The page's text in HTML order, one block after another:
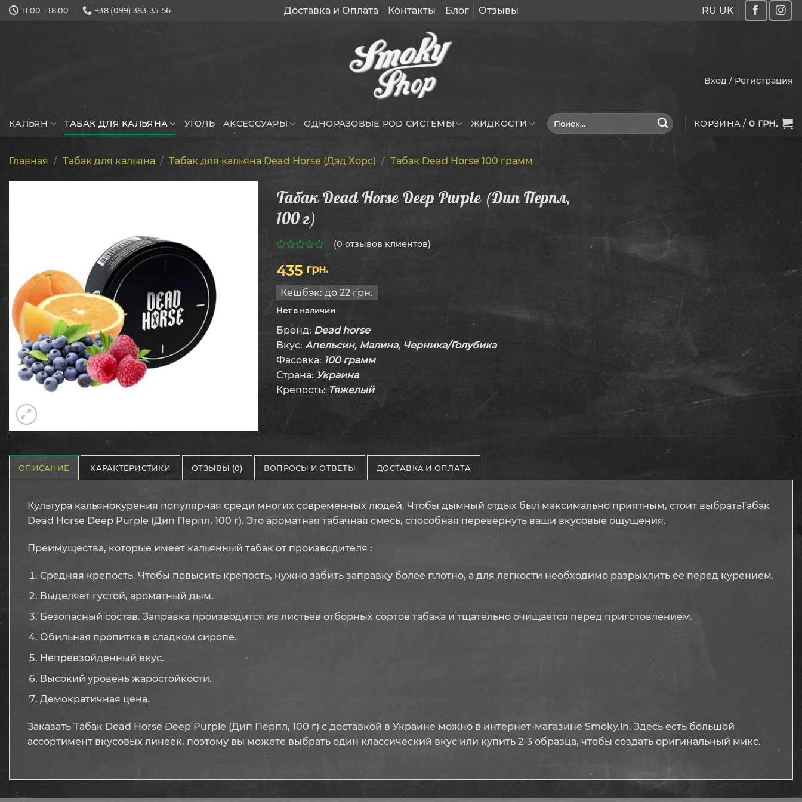
Skip 11:00 - 18:00 +38 (099) 383-35-56 Доставка и Оплата Контакты Блог Отзывы RU UK
Вход / Регистрация
КАЛЬЯН ТАБАК ДЛЯ КАЛЬЯНА УГОЛЬ АКСЕССУАРЫ ОДНОРАЗОВЫЕ POD СИСТЕМЫ ЖИДКОСТИ Искать: КОРЗИНА / 0 ГРН.
Главная / Табак для кальяна / Табак для кальяна Dead Horse (Дэд Хорс) / Табак Dead Horse 100 грамм
Табак Dead Horse Deep Purple (Дип Перпл,
100 г)
из
5
(0 отзывов клиентов)
435 грн.
Кешбэк: до 22 грн.
Нет в наличии
Бренд: Dead horse
Вкус: Апельсин, Малина, Черника/Голубика
Фасовка: 100 грамм
Страна: Украина
Крепость: Тяжелый
ОПИСАНИЕ ХАРАКТЕРИСТИКИ ОТЗЫВЫ (0) ВОПРОСЫ И ОТВЕТЫ ДОСТАВКА И ОПЛАТА
Культура кальянокурения популярная среди многих современных людей. Чтобы дымный отдых был максимально приятным, стоит выбратьТабак
Dead Horse Deep Purple (Дип Перпл, 100 г). Это ароматная табачная смесь, способная перевернуть ваши вкусовые ощущения.
Преимущества, которые имеет кальянный табак от производителя :
Средняя крепость. Чтобы повысить крепость, нужно забить заправку более плотно, а для легкости необходимо разрыхлить ее перед курением.
Выделяет густой, ароматный дым.
Безопасный состав. Заправка производится из листьев отборных сортов табака и тщательно очищается перед приготовлением.
Обильная пропитка в сладком сиропе.
Непревзойденный вкус.
Высокий уровень жаростойкости.
Демократичная цена.
Заказать Табак Dead Horse Deep Purple (Дип Перпл, 100 г) с доставкой в Украине можно в интернет-магазине Smoky.in. Здесь есть большой
ассортимент вкусовых линеек, поэтому вы можете выбрать один классический вкус или купить 2-3 образца, чтобы создать оригинальный микс.